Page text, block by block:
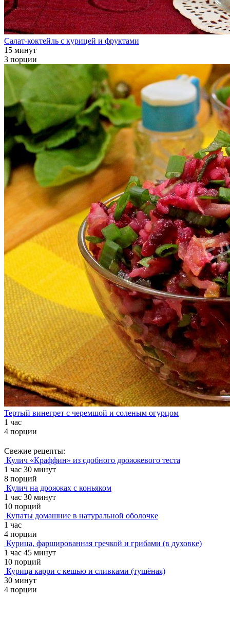
Салат-коктейль с курицей и фруктами
15 минут
3 порции
Тертый винегрет с черемшой и соленым огурцом
1 час
4 порции
Свежие рецепты:
Кулич «Краффин» из сдобного дрожжевого теста
1 час 30 минут
8 порций
Кулич на дрожжах с коньяком
1 час 30 минут
10 порций
Купаты домашние в натуральной оболочке
1 час
4 порции
Курица, фаршированная гречкой и грибами (в духовке)
1 час 45 минут
10 порций
Курица карри с кешью и сливками (тушёная)
30 минут
4 порции